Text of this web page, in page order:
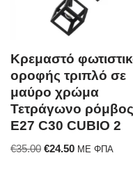
Κρεμαστό
οροφής τριπλό σε
μαύρο χρώμα
Τετράγωνο ρόμβος
E27 C30 CUBIO 2
€35.00 €24.50 ΜΕ ΦΠΑ